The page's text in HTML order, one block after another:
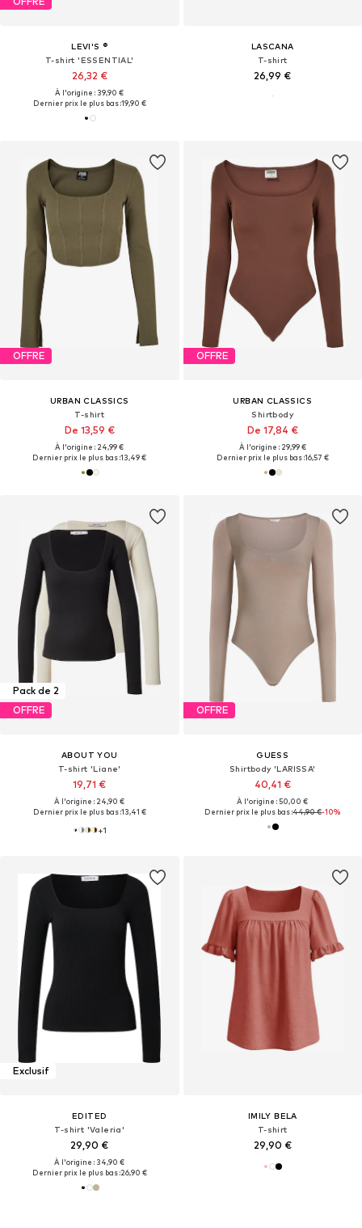
LEVI'S ®
T-shirt 'ESSENTIAL'
26,32 €
À l'origine : 39,90 €
Dernier prix le plus bas :19,90 €
LASCANA
T-shirt
26,99 €
OFFRE
URBAN CLASSICS
T-shirt
De 13,59 €
À l'origine : 24,99 €
Dernier prix le plus bas :13,49 €
OFFRE
URBAN CLASSICS
Shirtbody
De 17,84 €
À l'origine : 29,99 €
Dernier prix le plus bas :16,57 €
Pack de 2
OFFRE
ABOUT YOU
T-shirt 'Liane'
19,71 €
À l'origine : 24,90 €
Dernier prix le plus bas :13,41 €
+1
OFFRE
GUESS
Shirtbody 'LARISSA'
40,41 €
À l'origine : 50,00 €
Dernier prix le plus bas :44,90 €-10%
Exclusif
EDITED
T-shirt 'Valeria'
29,90 €
À l'origine : 34,90 €
Dernier prix le plus bas :26,90 €
IMILY BELA
T-shirt
29,90 €